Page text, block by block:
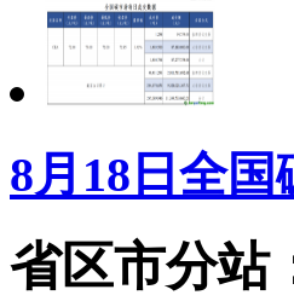
8月18日全
省区市分站